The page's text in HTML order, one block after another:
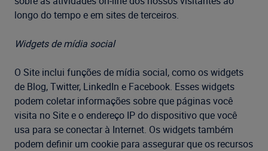
longo do tempo e em sites de terceiros.
Widgets de mídia social
O Site inclui funções de mídia social, como os widgets
de Blog, Twitter, LinkedIn e Facebook. Esses widgets
podem coletar informações sobre que páginas você
visita no Site e o endereço IP do dispositivo que você
usa para se conectar à Internet. Os widgets também
podem definir um cookie para assegurar que os recursos